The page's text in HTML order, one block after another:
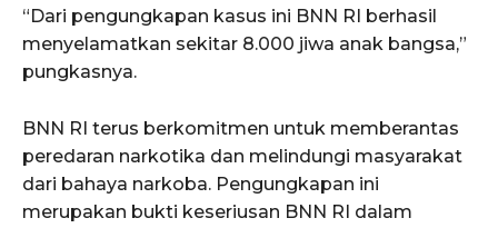
“Dari pengungkapan kasus ini BNN RI berhasil
menyelamatkan sekitar 8.000 jiwa anak bangsa,”
pungkasnya.
BNN RI terus berkomitmen untuk memberantas
peredaran narkotika dan melindungi masyarakat
dari bahaya narkoba. Pengungkapan ini
merupakan bukti keseriusan BNN RI dalam